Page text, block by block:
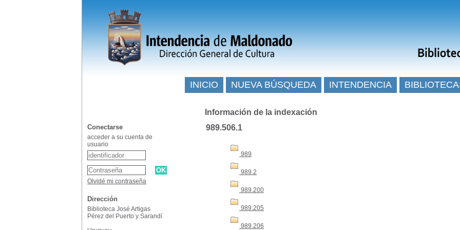
Información de la indexación
989.506.1
989
989.2
989.200
989.205
989.206
INICIO NUEVA BÚSQUEDA INTENDENCIA
Conectarse
acceder a su cuenta de
usuario
Olvidé mi contraseña
Dirección
Biblioteca José Artigas
Pérez del Puerto y Sarandí